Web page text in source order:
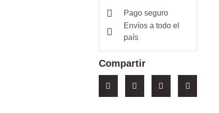
Pago seguro
Envíos a todo el
país
Compartir